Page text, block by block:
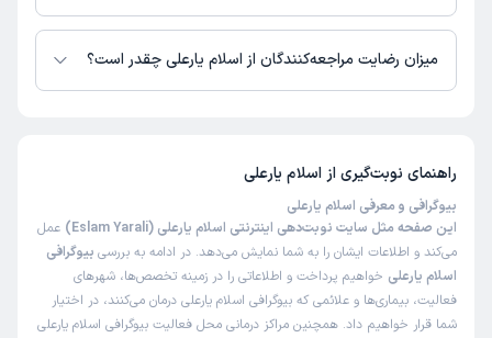
اسلام یارعلی از روز شنبه 17 مرداد 1405 بیمار جدید می‌پذیرند.
میزان رضایت مراجعه‌کنندگان از اسلام یارعلی چقدر است؟
راهنمای نوبت‌گیری از اسلام یارعلی
بیوگرافی و معرفی اسلام یارعلی
این صفحه مثل سایت نوبت‌دهی اینترنتی اسلام یارعلی (Eslam Yarali)
عمل
می‌کند و اطلاعات ایشان را به شما نمایش می‌دهد. در ادامه به بررسی بیوگرافی
اسلام یارعلی خواهیم پرداخت و اطلاعاتی را در زمینه تخصص‌ها، شهرهای
فعالیت، بیماری‌ها و علائمی که بیوگرافی اسلام یارعلی درمان می‌کنند، در اختیار
شما قرار خواهیم داد. همچنین مراکز درمانی محل فعالیت بیوگرافی اسلام یارعلی